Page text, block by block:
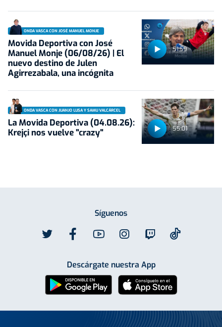
51:59
ONDA VASCA CON JOSÉ MANUEL MONJE
Movida Deportiva con José
Manuel Monje (06/08/26) | El
nuevo destino de Julen
Agirrezabala, una incógnita
55:01
ONDA VASCA CON JUANJO LUSA Y SAMU VALCÁRCEL
La Movida Deportiva (04.08.26):
Krejçi nos vuelve "crazy"
Síguenos
Descárgate nuestra App